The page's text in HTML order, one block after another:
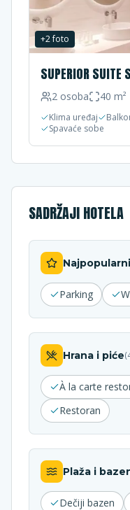
+2foto
SUPERIOR SUITE
2 osoba 40 m²
Klima uređaj
Spavaće sobe
SADRŽAJI HOTELA
Parking
Hrana i piće(
À la carte
Restoran
Plaža i
Dečiji bazen